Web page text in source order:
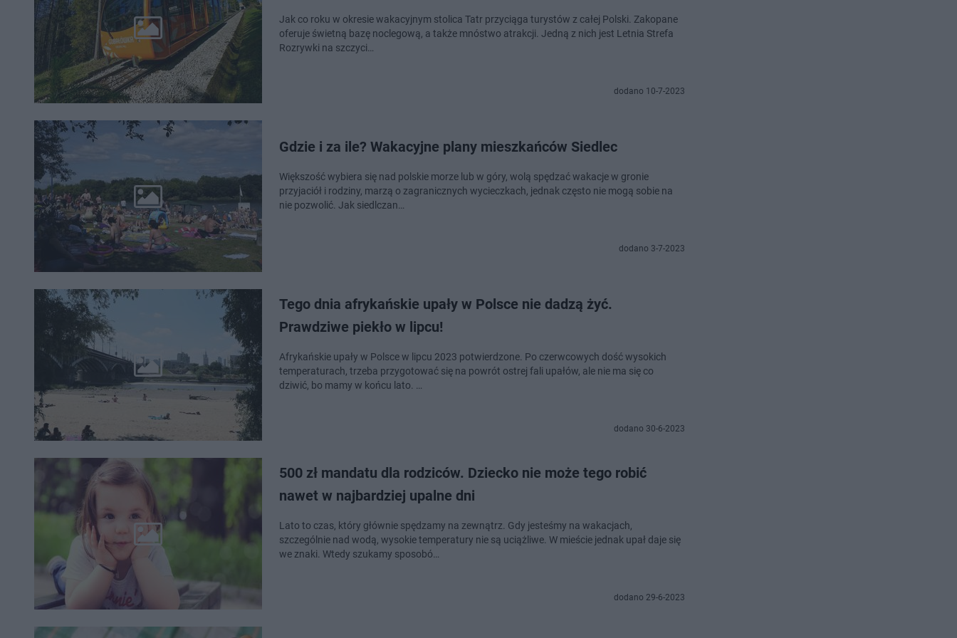
Jak co roku w okresie wakacyjnym stolica Tatr przyciąga turystów z całej Polski. Zakopane
oferuje świetną bazę noclegową, a także mnóstwo atrakcji. Jedną z nich jest Letnia Strefa
Rozrywki na szczyci…
dodano 10-7-2023
Gdzie i za ile? Wakacyjne plany mieszkańców Siedlec
Większość wybiera się nad polskie morze lub w góry, wolą spędzać wakacje w gronie
przyjaciół i rodziny, marzą o zagranicznych wycieczkach, jednak często nie mogą sobie na
nie pozwolić. Jak siedlczan…
dodano 3-7-2023
Tego dnia afrykańskie upały w Polsce nie dadzą żyć.
Prawdziwe piekło w lipcu!
Afrykańskie upały w Polsce w lipcu 2023 potwierdzone. Po czerwcowych dość wysokich
temperaturach, trzeba przygotować się na powrót ostrej fali upałów, ale nie ma się co
dziwić, bo mamy w końcu lato. …
dodano 30-6-2023
500 zł mandatu dla rodziców. Dziecko nie może tego robić
nawet w najbardziej upalne dni
Lato to czas, który głównie spędzamy na zewnątrz. Gdy jesteśmy na wakacjach,
szczególnie nad wodą, wysokie temperatury nie są uciążliwe. W mieście jednak upał daje się
we znaki. Wtedy szukamy sposobó…
dodano 29-6-2023